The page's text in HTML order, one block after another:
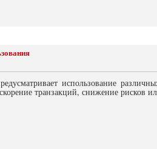
использование
транзакций, снижение рисков